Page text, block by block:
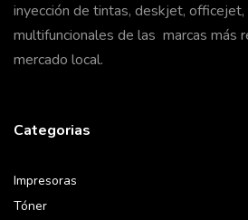
inyección de tintas, deskjet,
multifuncionales de las marcas más
mercado local.
Categorias
Impresoras
Tóner